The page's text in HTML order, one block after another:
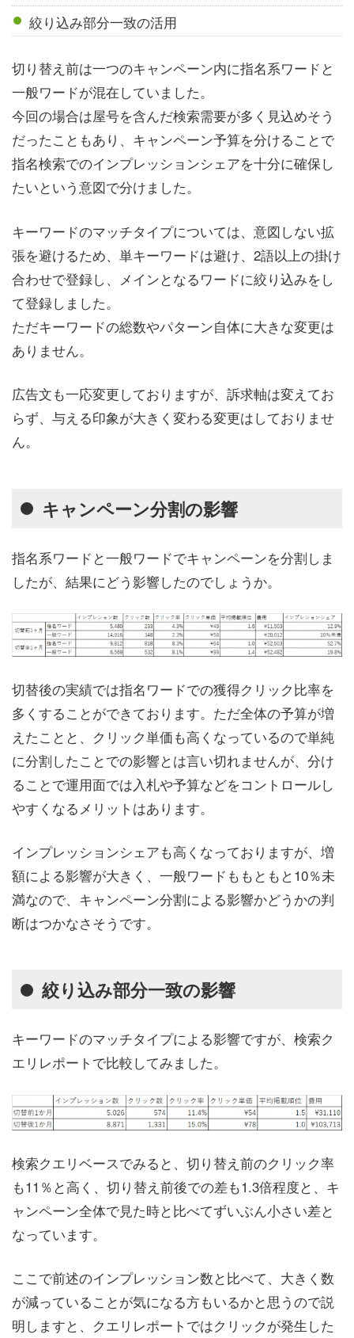
絞り込み部分一致の活用
切り替え前は一つのキャンペーン内に指名系ワードと
一般ワードが混在していました。
今回の場合は屋号を含んだ検索需要が多く見込めそう
だったこともあり、キャンペーン予算を分けることで
指名検索でのインプレッションシェアを十分に確保し
たいという意図で分けました。
キーワードのマッチタイプについては、意図しない拡
張を避けるため、単キーワードは避け、2語以上の掛け
合わせで登録し、メインとなるワードに絞り込みをし
て登録しました。
ただキーワードの総数やパターン自体に大きな変更は
ありません。
広告文も一応変更しておりますが、訴求軸は変えてお
らず、与える印象が大きく変わる変更はしておりませ
ん。
キャンペーン分割の影響
指名系ワードと一般ワードでキャンペーンを分割しま
したが、結果にどう影響したのでしょうか。
切替後の実績では指名ワードでの獲得クリック比率を
多くすることができております。ただ全体の予算が増
えたことと、クリック単価も高くなっているので単純
に分割したことでの影響とは言い切れませんが、分け
ることで運用面では入札や予算などをコントロールし
やすくなるメリットはあります。
インプレッションシェアも高くなっておりますが、増
額による影響が大きく、一般ワードももともと10％未
満なので、キャンペーン分割による影響かどうかの判
断はつかなさそうです。
絞り込み部分一致の影響
キーワードのマッチタイプによる影響ですが、検索ク
エリレポートで比較してみました。
検索クエリベースでみると、切り替え前のクリック率
も11％と高く、切り替え前後での差も1.3倍程度と、キ
ャンペーン全体で見た時と比べてずいぶん小さい差と
なっています。
ここで前述のインプレッション数と比べて、大きく数
が減っていることが気になる方もいるかと思うので説
明しますと、クエリレポートではクリックが発生した